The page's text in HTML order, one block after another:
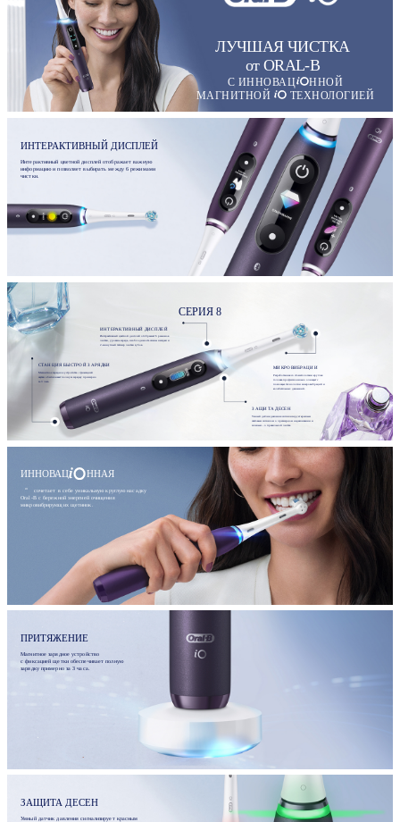
ЛУЧШАЯ ЧИСТКА
от ORAL-B
С ИННОВАЦ
ННОЙ
МАГНИТНОЙ
ТЕХНОЛОГИЕЙ
ИНТЕРАКТИВНЫЙ ДИСПЛЕЙ
Интерактивный цветной дисплей отображает важную
информацию и позволяет выбирать между 6 режимами
чистки.
СЕРИЯ 8
ИНТЕРАКТИВНЫЙ ДИСПЛЕЙ
Интерактивный цветной дисплей отображает 6 режимов
чистки, уровень заряда, необходимость смены насадки и
2-минутный таймер чистки зубов.
МИКРОВИБРАЦИИ
Разработанная со стоматологами круглая
головка профессионально очищает с
помощью технологии микровибраций и
колебательных движений.
ЗАЩИТА ДЕСЕН
Умный датчик давления сигнализирует красным
световым сигналом о чрезмерном надавливании и
зеленым - о правильной чистке.
СТАНЦИЯ БЫСТРОЙ ЗАРЯДКИ
Магнитное зарядное устройство с фиксацией
щетки обеспечивает полную зарядку примерно
за 3 часа.
ИННОВАЦ ННАЯ
сочетает в себе уникальную круглую насадку
Oral-B с бережной энергией очищения
микровибрирующих щетинок.
ПРИТЯЖЕНИЕ
Магнитное зарядное устройство
с фиксацией щетки обеспечивает полную
зарядку примерно за 3 часа.
ЗАЩИТА ДЕСЕН
Умный датчик давления сигнализирует красным